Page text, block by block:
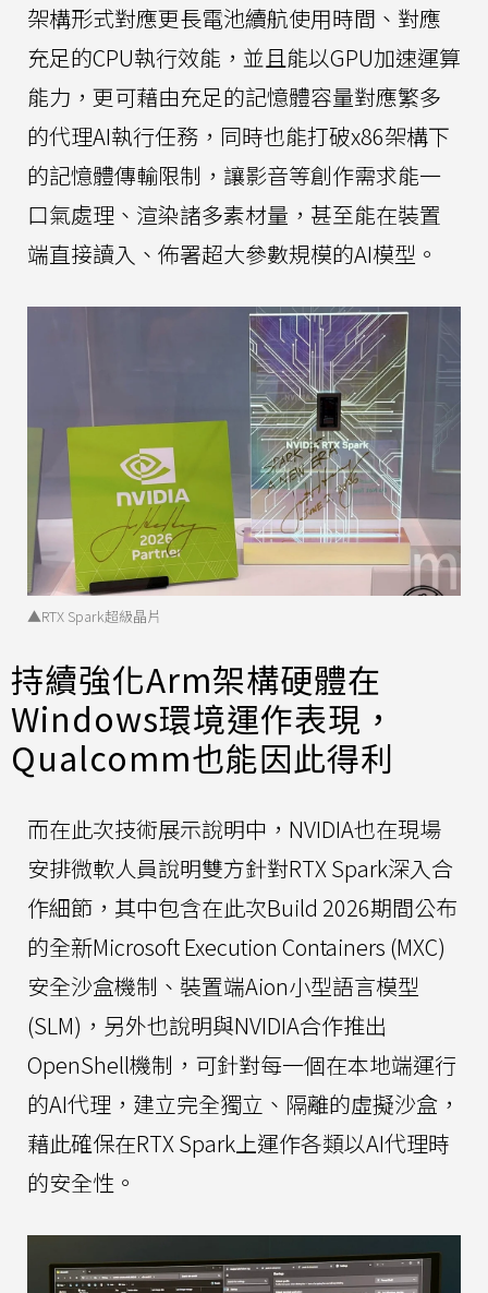
架構形式對應更長電池續航使用時間、對應
充足的CPU執行效能，並且能以GPU加速運算
能力，更可藉由充足的記憶體容量對應繁多
的代理AI執行任務，同時也能打破x86架構下
的記憶體傳輸限制，讓影音等創作需求能一
口氣處理、渲染諸多素材量，甚至能在裝置
端直接讀入、佈署超大參數規模的AI模型。
▲RTX Spark超級晶片
持續強化Arm架構硬體在
Windows環境運作表現，
Qualcomm也能因此得利
而在此次技術展示說明中，NVIDIA也在現場
安排微軟人員說明雙方針對RTX Spark深入合
作細節，其中包含在此次Build 2026期間公布
的全新Microsoft Execution Containers (MXC)
安全沙盒機制、裝置端Aion小型語言模型
(SLM)，另外也說明與NVIDIA合作推出
OpenShell機制，可針對每一個在本地端運行
的AI代理，建立完全獨立、隔離的虛擬沙盒，
藉此確保在RTX Spark上運作各類以AI代理時
的安全性。